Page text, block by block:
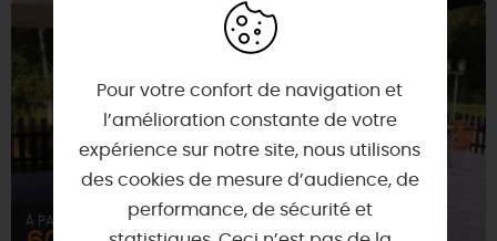
À PARTIR DE
Pour votre confort de navigation et
l’amélioration constante de votre
expérience sur notre site, nous utilisons
des cookies de mesure d’audience, de
performance, de sécurité et